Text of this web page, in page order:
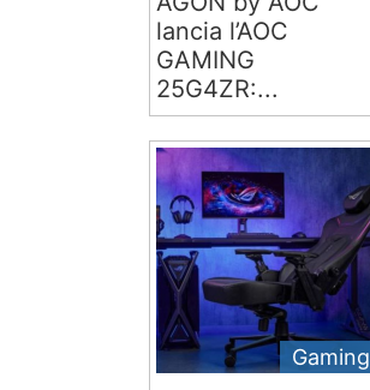
lancia l’AOC
GAMING
25G4ZR:...
Gaming